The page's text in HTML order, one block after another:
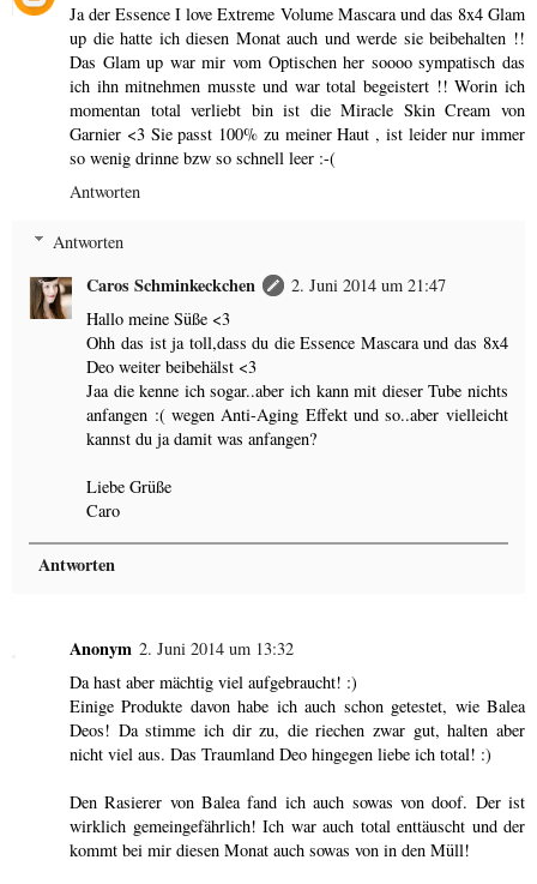
Ja der Essence I love Extreme Volume Mascara und das 8x4 Glam
up die hatte ich diesen Monat auch und werde sie beibehalten !!
Das Glam up war mir vom Optischen her soooo sympatisch das
ich ihn mitnehmen musste und war total begeistert !! Worin ich
momentan total verliebt bin ist die Miracle Skin Cream von
Garnier <3 Sie passt 100% zu meiner Haut , ist leider nur immer
so wenig drinne bzw so schnell leer :-(
Antworten
Antworten
Caros Schminkeckchen
2. Juni 2014 um 21:47
Hallo meine Süße <3
Ohh das ist ja toll,dass du die Essence Mascara und das 8x4
Deo weiter beibehälst <3
Jaa die kenne ich sogar..aber ich kann mit dieser Tube nichts
anfangen :( wegen Anti-Aging Effekt und so..aber vielleicht
kannst du ja damit was anfangen?
Liebe Grüße
Caro
Antworten
Anonym 2. Juni 2014 um 13:32
Da hast aber mächtig viel aufgebraucht! :)
Einige Produkte davon habe ich auch schon getestet, wie Balea
Deos! Da stimme ich dir zu, die riechen zwar gut, halten aber
nicht viel aus. Das Traumland Deo hingegen liebe ich total! :)
Den Rasierer von Balea fand ich auch sowas von doof. Der ist
wirklich gemeingefährlich! Ich war auch total enttäuscht und der
kommt bei mir diesen Monat auch sowas von in den Müll!